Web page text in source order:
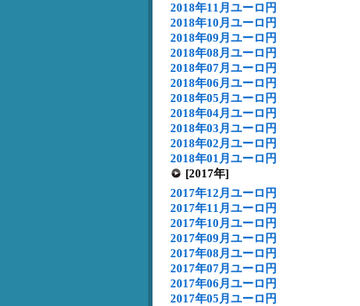
2018年11月ユーロ円
2018年10月ユーロ円
2018年09月ユーロ円
2018年08月ユーロ円
2018年07月ユーロ円
2018年06月ユーロ円
2018年05月ユーロ円
2018年04月ユーロ円
2018年03月ユーロ円
2018年02月ユーロ円
2018年01月ユーロ円
[2017年]
2017年12月ユーロ円
2017年11月ユーロ円
2017年10月ユーロ円
2017年09月ユーロ円
2017年08月ユーロ円
2017年07月ユーロ円
2017年06月ユーロ円
2017年05月ユーロ円